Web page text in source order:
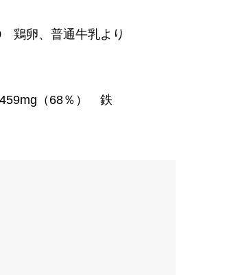
鶏卵、普通牛乳より
（68％） 鉄